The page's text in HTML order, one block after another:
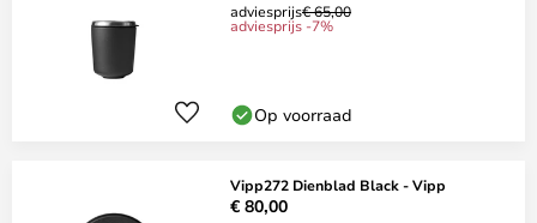
adviesprijs€ 65,00
adviesprijs -7%
Op voorraad
Vipp272 Dienblad Black - Vipp
€ 80,00